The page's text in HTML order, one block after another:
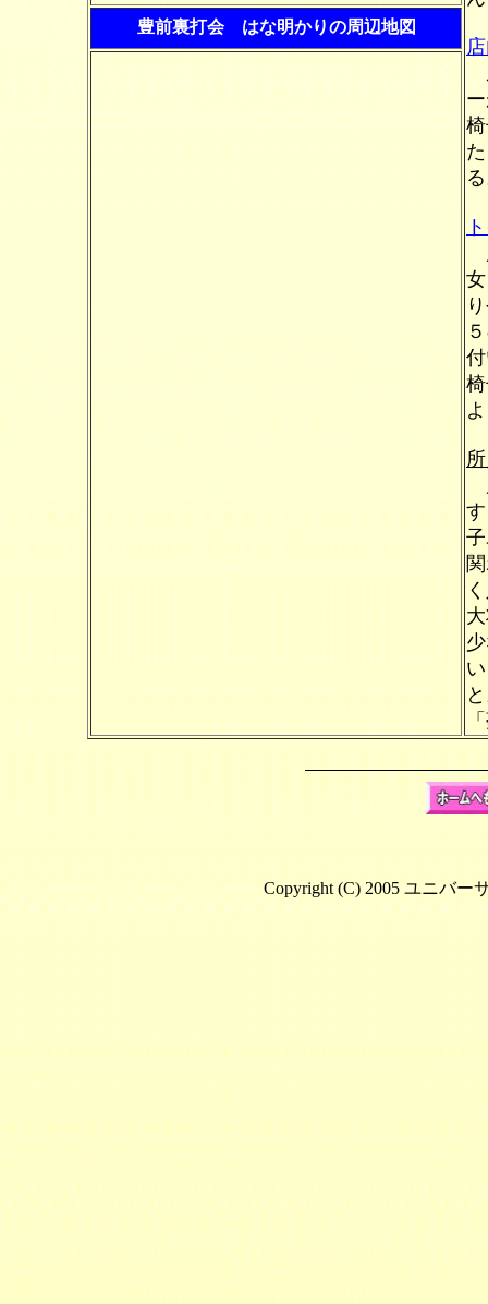
豊前裏打会 はな明かりの周辺地図
Copyright (C) 2005 ユニバ